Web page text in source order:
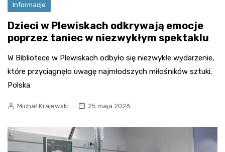
Informacje
Dzieci w Plewiskach odkrywają emocje
poprzez taniec w niezwykłym spektaklu
W Bibliotece w Plewiskach odbyło się niezwykłe wydarzenie,
które przyciągnęło uwagę najmłodszych miłośników sztuki.
Polska
Michał Krajewski 25 maja 2026